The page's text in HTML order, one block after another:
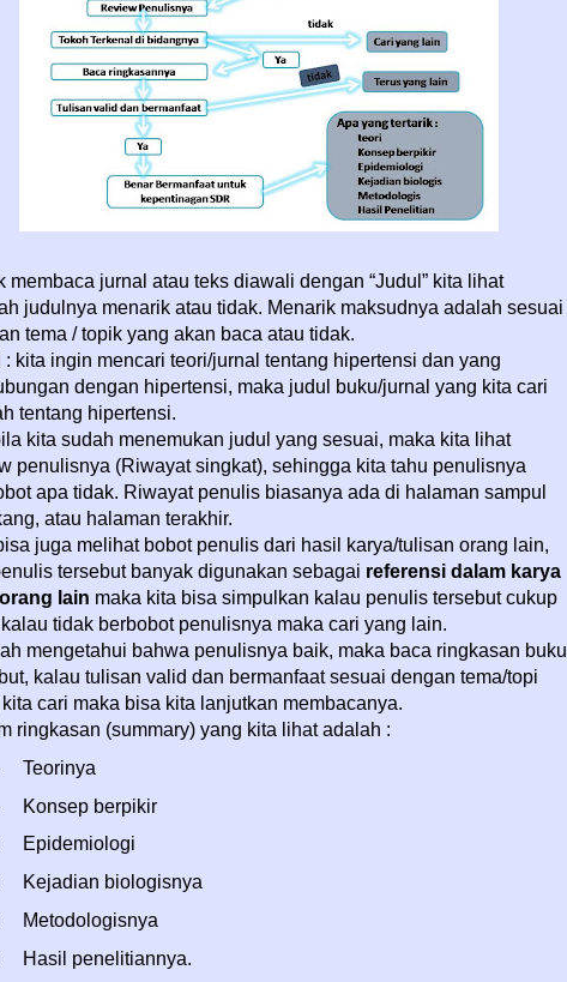
membaca jurnal atau teks diawali dengan “Judul” kita lihat
judulnya menarik atau tidak. Menarik maksudnya adalah sesuai
tema / topik yang akan baca atau tidak.
: kita ingin mencari teori/jurnal tentang hipertensi dan yang
dengan hipertensi, maka judul buku/jurnal yang kita cari
tentang hipertensi.
kita sudah menemukan judul yang sesuai, maka kita lihat
penulisnya (Riwayat singkat), sehingga kita tahu penulisnya
apa tidak. Riwayat penulis biasanya ada di halaman sampul
atau halaman terakhir.
juga melihat bobot penulis dari hasil karya/tulisan orang lain,
tersebut banyak digunakan sebagai referensi dalam karya
lain maka kita bisa simpulkan kalau penulis tersebut cukup
tidak berbobot penulisnya maka cari yang lain.
mengetahui bahwa penulisnya baik, maka baca ringkasan buku
kalau tulisan valid dan bermanfaat sesuai dengan tema/topi
cari maka bisa kita lanjutkan membacanya.
ringkasan (summary) yang kita lihat adalah :
Teorinya
Konsep berpikir
Epidemiologi
Kejadian biologisnya
Metodologisnya
Hasil penelitiannya.